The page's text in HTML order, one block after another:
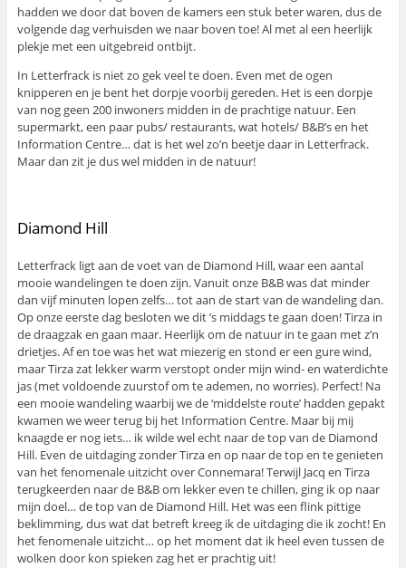
hadden we door dat boven de kamers een stuk beter waren, dus de
volgende dag verhuisden we naar boven toe! Al met al een heerlijk
plekje met een uitgebreid ontbijt.
In Letterfrack is niet zo gek veel te doen. Even met de ogen
knipperen en je bent het dorpje voorbij gereden. Het is een dorpje
van nog geen 200 inwoners midden in de prachtige natuur. Een
supermarkt, een paar pubs/ restaurants, wat hotels/ B&B’s en het
Information Centre… dat is het wel zo’n beetje daar in Letterfrack.
Maar dan zit je dus wel midden in de natuur!
Diamond Hill
Letterfrack ligt aan de voet van de Diamond Hill, waar een aantal
mooie wandelingen te doen zijn. Vanuit onze B&B was dat minder
dan vijf minuten lopen zelfs… tot aan de start van de wandeling dan.
Op onze eerste dag besloten we dit ’s middags te gaan doen! Tirza in
de draagzak en gaan maar. Heerlijk om de natuur in te gaan met z’n
drietjes. Af en toe was het wat miezerig en stond er een gure wind,
maar Tirza zat lekker warm verstopt onder mijn wind- en waterdichte
jas (met voldoende zuurstof om te ademen, no worries). Perfect! Na
een mooie wandeling waarbij we de ‘middelste route’ hadden gepakt
kwamen we weer terug bij het Information Centre. Maar bij mij
knaagde er nog iets… ik wilde wel echt naar de top van de Diamond
Hill. Even de uitdaging zonder Tirza en op naar de top en te genieten
van het fenomenale uitzicht over Connemara! Terwijl Jacq en Tirza
terugkeerden naar de B&B om lekker even te chillen, ging ik op naar
mijn doel… de top van de Diamond Hill. Het was een flink pittige
beklimming, dus wat dat betreft kreeg ik de uitdaging die ik zocht! En
het fenomenale uitzicht… op het moment dat ik heel even tussen de
wolken door kon spieken zag het er prachtig uit!